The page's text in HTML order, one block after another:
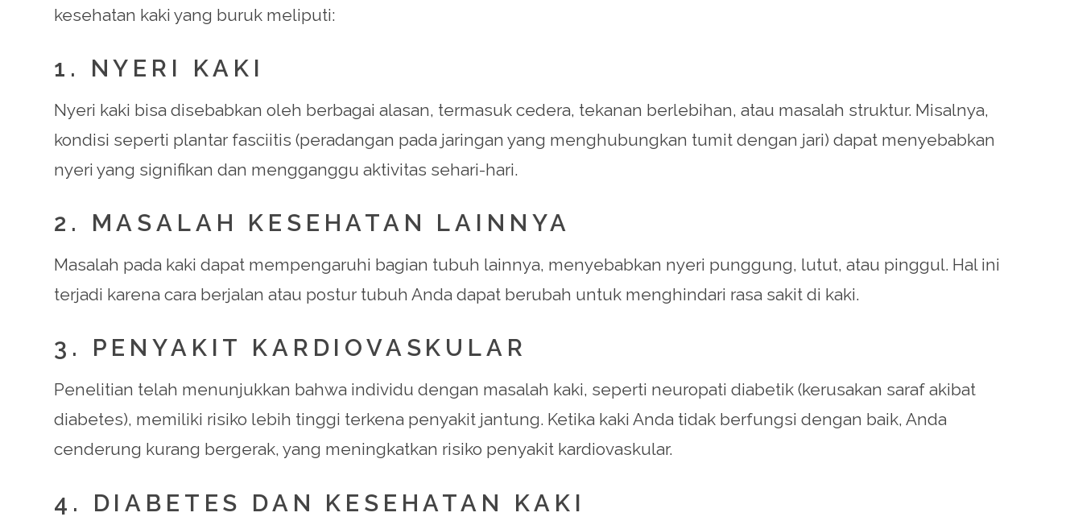
kesehatan kaki yang buruk meliputi:
1. NYERI KAKI
Nyeri kaki bisa disebabkan oleh berbagai alasan, termasuk cedera, tekanan berlebihan, atau masalah struktur. Misalnya,
kondisi seperti plantar fasciitis (peradangan pada jaringan yang menghubungkan tumit dengan jari) dapat menyebabkan
nyeri yang signifikan dan mengganggu aktivitas sehari-hari.
2. MASALAH KESEHATAN LAINNYA
Masalah pada kaki dapat mempengaruhi bagian tubuh lainnya, menyebabkan nyeri punggung, lutut, atau pinggul. Hal ini
terjadi karena cara berjalan atau postur tubuh Anda dapat berubah untuk menghindari rasa sakit di kaki.
3. PENYAKIT KARDIOVASKULAR
Penelitian telah menunjukkan bahwa individu dengan masalah kaki, seperti neuropati diabetik (kerusakan saraf akibat
diabetes), memiliki risiko lebih tinggi terkena penyakit jantung. Ketika kaki Anda tidak berfungsi dengan baik, Anda
cenderung kurang bergerak, yang meningkatkan risiko penyakit kardiovaskular.
4. DIABETES DAN KESEHATAN KAKI